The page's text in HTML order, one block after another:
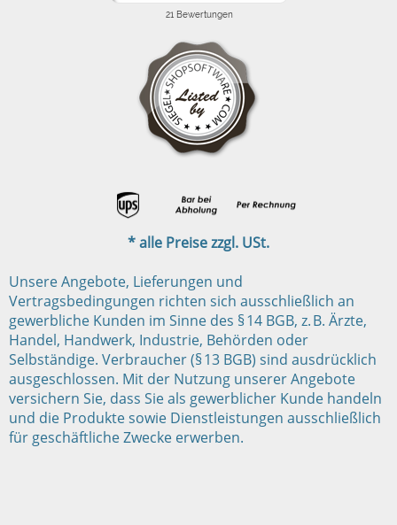
* alle Preise zzgl. USt.
Unsere Angebote, Lieferungen und
Vertragsbedingungen richten sich ausschließlich an
gewerbliche Kunden im Sinne des § 14 BGB, z. B. Ärzte,
Handel, Handwerk, Industrie, Behörden oder
Selbständige. Verbraucher (§ 13 BGB) sind ausdrücklich
ausgeschlossen. Mit der Nutzung unserer Angebote
versichern Sie, dass Sie als gewerblicher Kunde handeln
und die Produkte sowie Dienstleistungen ausschließlich
für geschäftliche Zwecke erwerben.